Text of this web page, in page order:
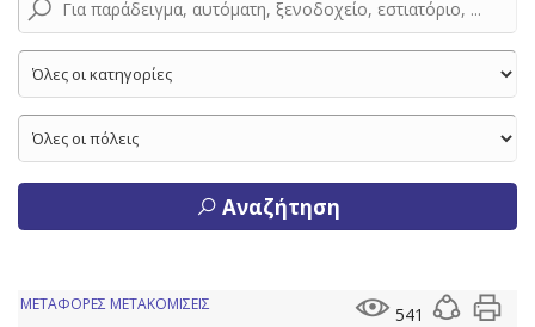
Αναζήτηση
541
ΜΕΤΑΦΟΡΕΣ ΜΕΤΑΚΟΜΙΣΕΙΣ